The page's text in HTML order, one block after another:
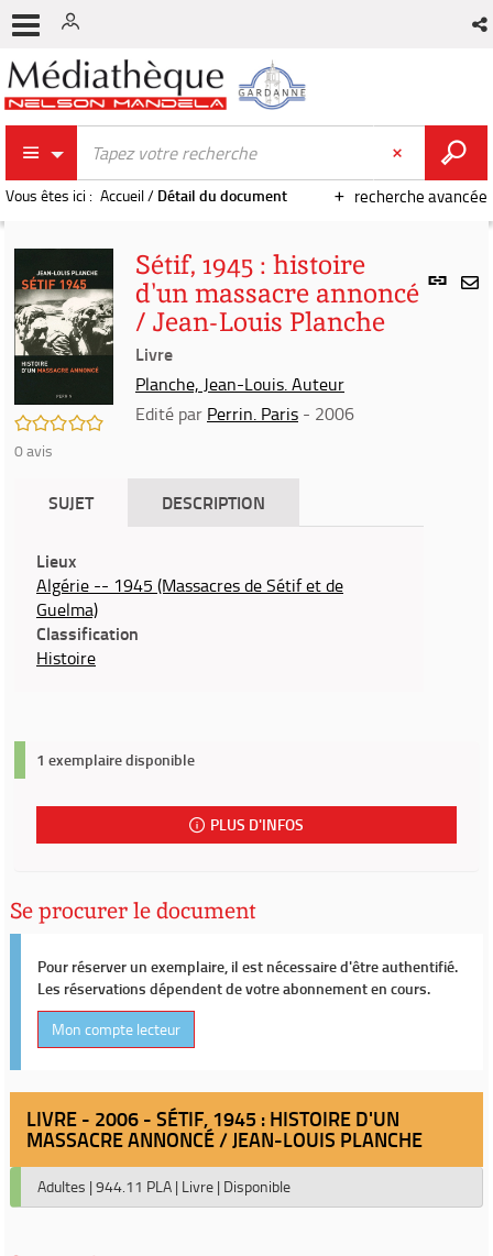
recherche avancée
Vous êtes ici : Accueil/ Détail du document
Lien
/5
0avis
Sétif, 1945 : histoire
d'un massacre annoncé
/ Jean-Louis Planche
Livre
Planche, Jean-Louis. Auteur
Edité par Perrin. Paris - 2006
SUJET DESCRIPTION
Lieux
Algérie -- 1945 (Massacres de Sétif et de
Guelma)
Classification
Histoire
1 exemplaire disponible
PLUS D'INFOS
Se procurer le document
Pour réserver un exemplaire, il est nécessaire d'être authentifié.
Les réservations dépendent de votre abonnement en cours.
Mon compte lecteur
LIVRE - 2006 - SÉTIF, 1945 : HISTOIRE D'UN
MASSACRE ANNONCÉ / JEAN-LOUIS PLANCHE
Adultes | 944.11 PLA | Livre | Disponible